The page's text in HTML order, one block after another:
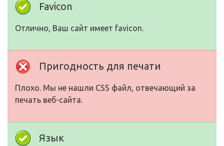
Favicon
Отлично, Ваш сайт имеет favicon.
Пригодность для печати
Плохо. Мы не нашли CSS файл, отвечающий за
печать веб-сайта.
Язык